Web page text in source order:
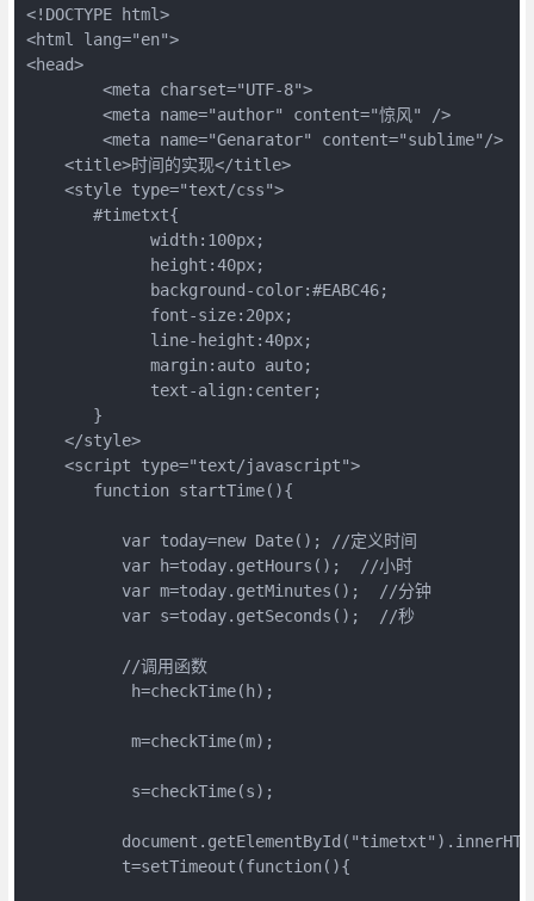
<!DOCTYPE html>
<html lang="en">
<head>
        <meta charset="UTF-8">
        <meta name="author" content="惊风" />
        <meta name="Genarator" content="sublime"/>
    <title>时间的实现</title>
    <style type="text/css">
       #timetxt{
             width:100px;
             height:40px;
             background-color:#EABC46;
             font-size:20px;
             line-height:40px;
             margin:auto auto;
             text-align:center;
       }
    </style>
    <script type="text/javascript">
       function startTime(){
          var today=new Date(); //定义时间
          var h=today.getHours();  //小时
          var m=today.getMinutes();  //分钟
          var s=today.getSeconds();  //秒
          //调用函数
           h=checkTime(h);
           m=checkTime(m);
           s=checkTime(s);
          t=setTimeout(function(){